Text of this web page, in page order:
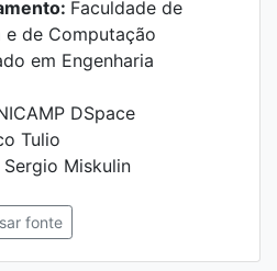
Faculdade de
e de Computação
em Engenharia
DSpace
Tulio
Sergio Miskulin
fonte